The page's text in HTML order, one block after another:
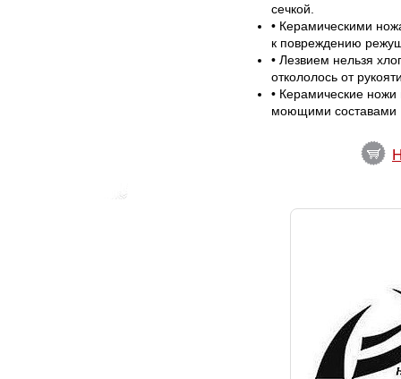
сечкой.
• Керамическими
к повреждению
• Лезвием нельзя
откололось от
• Керамические
моющими составами